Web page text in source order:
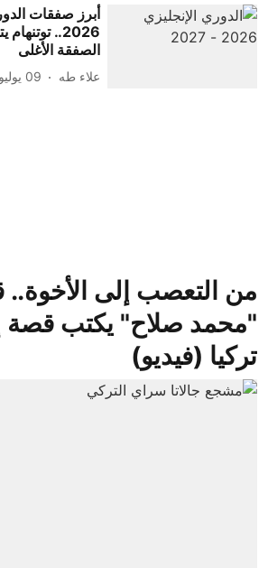
أبرز صفقات
2026..
الصفقة الأغلى
علاء طه 09 يوليو 2026
من التعصب إلى
"محمد صلاح" يكتب قصة
تركيا (فيديو)